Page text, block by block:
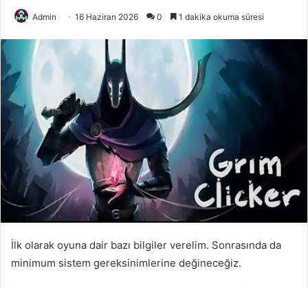
Admin 16 Haziran 2026 0 1 dakika okuma süresi
İlk olarak oyuna dair bazı bilgiler verelim. Sonrasında da
minimum sistem gereksinimlerine değineceğiz.